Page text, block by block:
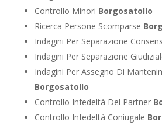
Controllo Minori Borgosatollo
Ricerca Persone Scomparse
Indagini Per Separazione
Indagini Per Separazione
Indagini Per Assegno Di
Borgosatollo
Controllo Infedeltà Del Partner
Controllo Infedeltà Coniugale